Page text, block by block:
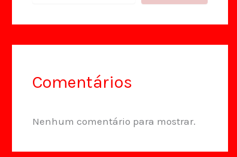
Comentários
Nenhum comentário para mostrar.